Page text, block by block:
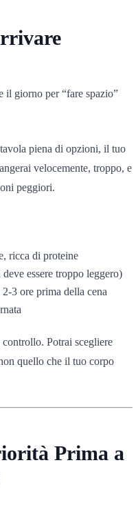
il giorno per “fare spazio”
piena di opzioni, il tuo
velocemente, troppo, e
peggiori.
ricca di proteine
essere troppo leggero)
3 ore prima della cena
Potrai scegliere
quello che il tuo corpo
Prima a